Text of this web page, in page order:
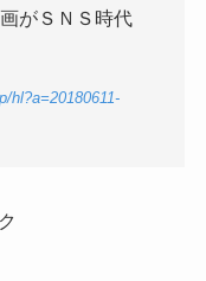
がＳＮＳ時代
hl?a=20180611-